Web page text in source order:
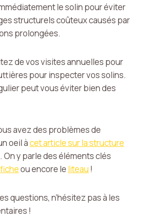
le solin pour éviter
structurels coûteux causés par
prolongées.
de vos visites annuelles pour
pour inspecter vos solins.
peut vous éviter bien des
avez des problèmes de
oeil àcet article sur la structure
. On y parle des éléments clés
ou encore le liteau !
questions, n’hésitez pas à les
!